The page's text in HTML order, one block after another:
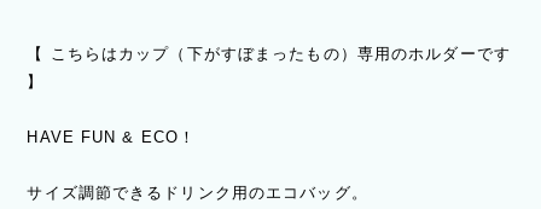
【 こちらはカップ（下がすぼまったもの）専用のホルダーです
】
HAVE FUN & ECO！
サイズ調節できるドリンク用のエコバッグ。